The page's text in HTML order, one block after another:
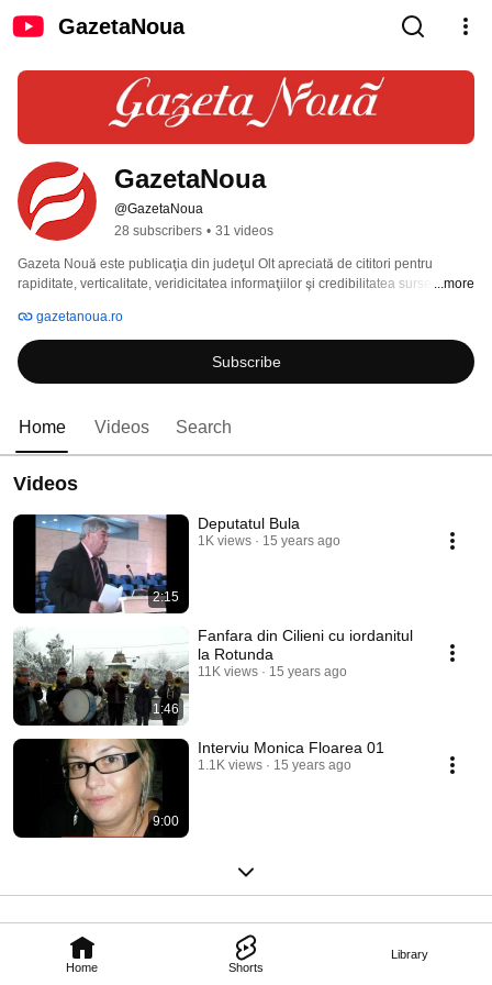
GazetaNoua
Home Shorts
Library
GazetaNoua
@GazetaNoua
28 subscribers • 31 videos
Gazeta Nouă este publicaţia din judeţul Olt apreciată de cititori pentru
rapiditate, verticalitate, veridicitatea informaţiilor şi credibilitatea surselor
cea naţională, precum şi interviuri, reportaje şi opinii.
...more
gazetanoua.ro
Subscribe
Home Videos Search
Videos
2:15
Deputatul Bula
1K views 15 years ago
1:46
Fanfara din Cilieni cu iordanitul
la Rotunda
11K views 15 years ago
9:00
Interviu Monica Floarea 01
1.1K views 15 years ago